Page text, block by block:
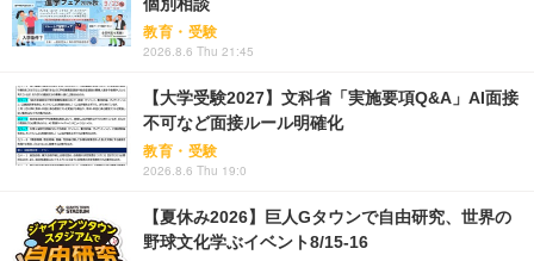
教育・受験
2026.8.6 Thu 21:45
【大学受験2027】文科省「実施要項Q&A」AI面接
不可など面接ルール明確化
教育・受験
2026.8.6 Thu 19:0
【夏休み2026】巨人Gタウンで自由研究、世界の
野球文化学ぶイベント8/15-16